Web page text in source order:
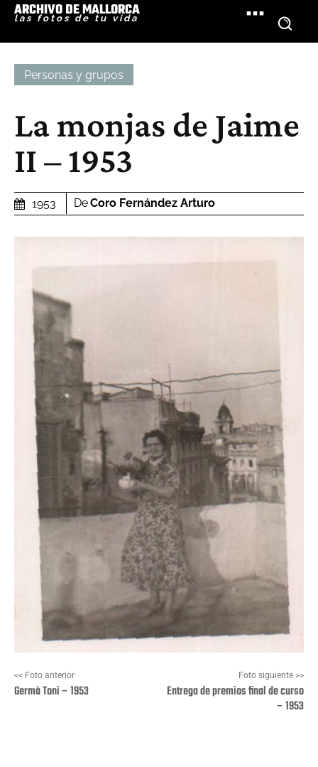
ARCHIVO DE MALLORCA
las fotos de tu vida
Personas y grupos
La monjas de Jaime
II – 1953
1953 DeCoro Fernández Arturo
<< Foto anterior
Germà Toni – 1953
Foto siguiente >>
Entrega de premios final de curso
– 1953